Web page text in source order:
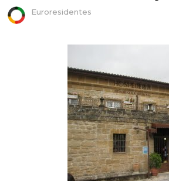
Euroresidentes